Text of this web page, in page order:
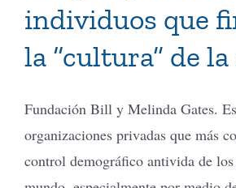
individuos que
la “cultura” de
Fundación Bill y Melinda Gates.
organizaciones privadas que más
control demográfico antivida de